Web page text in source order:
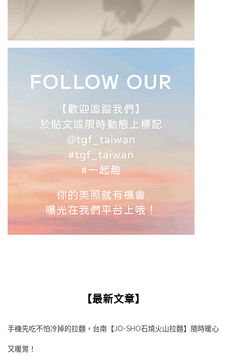
【最新文章】
手機先吃不怕冷掉的拉麵，台南【JO-SHO石燒火山拉麵】隨時暖心
又暖胃！